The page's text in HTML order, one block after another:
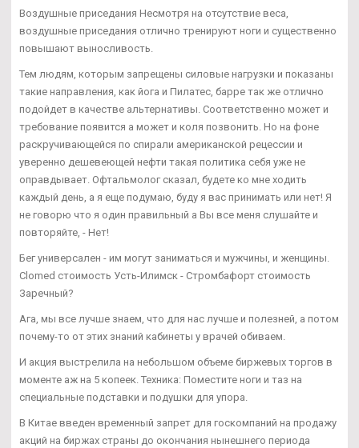
Воздушные приседания Несмотря на отсутствие веса,
воздушные приседания отлично тренируют ноги и существенно
повышают выносливость.
Тем людям, которым запрещены силовые нагрузки и показаны
такие направления, как йога и Пилатес, барре так же отлично
подойдет в качестве альтернативы. Соответственно может и
требование появится а может и коля позвонить. Но на фоне
раскручивающейся по спирали американской рецессии и
уверенно дешевеющей нефти такая политика себя уже не
оправдывает. Офтальмолог сказал, будете ко мне ходить
каждый день, а я еще подумаю, буду я вас принимать или нет! Я
не говорю что я один правильный а Вы все меня слушайте и
повторяйте, - Нет!
Бег универсален - им могут заниматься и мужчины, и женщины.
Clomed стоимость Усть-Илимск - Стромбафорт стоимость
Заречный?
Ага, мы все лучше знаем, что для нас лучше и полезней, а потом
почему-то от этих знаний кабинеты у врачей обиваем.
И акция выстрелила на небольшом объеме биржевых торгов в
моменте аж на 5 копеек. Техника: Поместите ноги и таз на
специальные подставки и подушки для упора.
В Китае введен временный запрет для госкомпаний на продажу
акций на биржах страны до окончания нынешнего периода